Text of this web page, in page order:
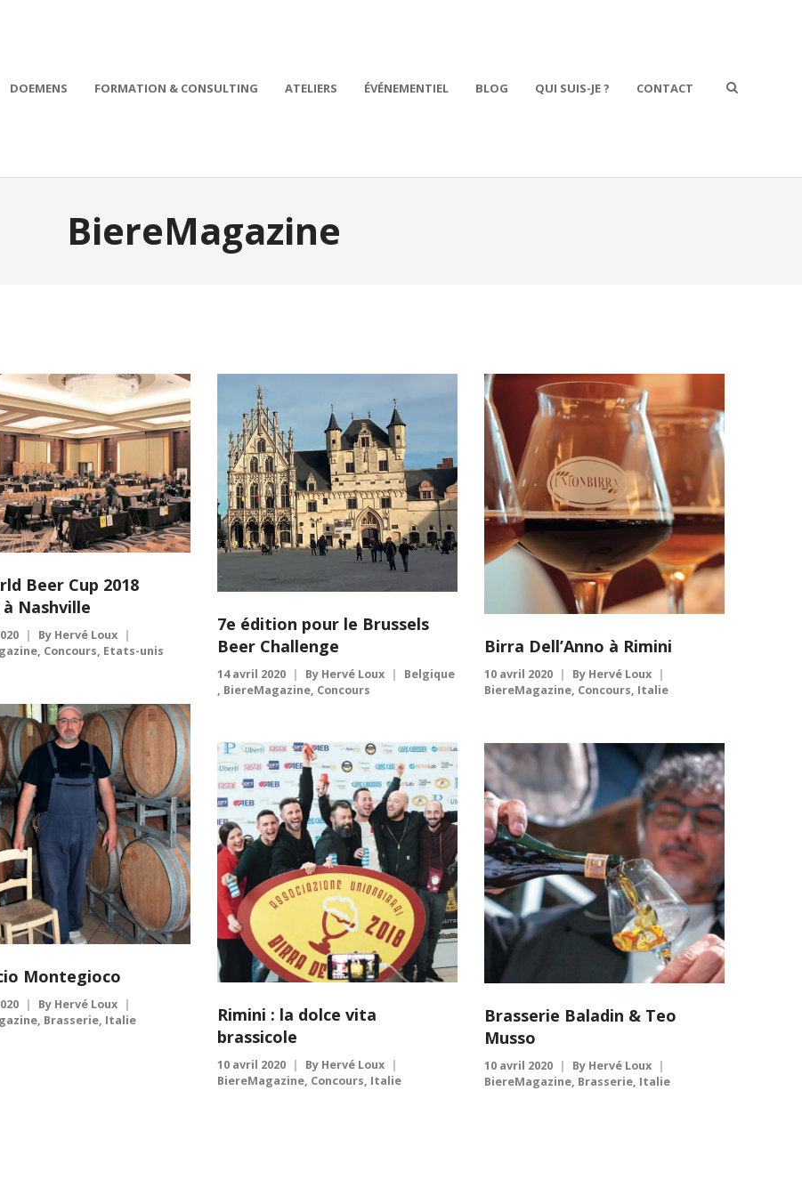
DOEMENS FORMATION & CONSULTING ATELIERS ÉVÉNEMENTIEL BLOG QUI SUIS-JE ? CONTACT
BiereMagazine
Beer Cup 2018
à Nashville
By Hervé Loux
, Concours, Etats-unis
7e édition pour le Brussels
Beer Challenge
14 avril 2020 By Hervé Loux
Belgique
, BiereMagazine, Concours
Birra Dell’Anno à Rimini
10 avril 2020 By Hervé Loux
BiereMagazine, Concours, Italie
Montegioco
By Hervé Loux
, Brasserie, Italie
Rimini : la dolce vita
brassicole
10 avril 2020 By Hervé Loux
BiereMagazine, Concours, Italie
Brasserie Baladin & Teo
Musso
10 avril 2020 By Hervé Loux
BiereMagazine, Brasserie, Italie